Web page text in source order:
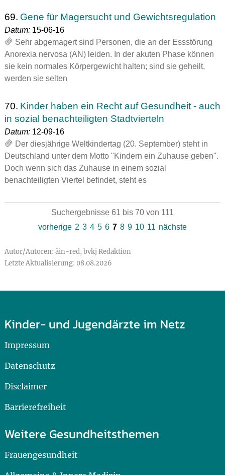
69. Gene für Magersucht und Gewichtsregulation
Datum:15-06-16
Sehr abgemagert sind Personen, die an der Essstörung
Anorexia nervosa (AN) leiden. In der akuten Phase können
sie kein normales Körpergewicht halten; sind sie geheilt,
werden sie selten
70. Kinder haben ein Recht auf Gesundheit - auch
in sozial benachteiligten Stadtvierteln
Datum:12-09-16
Der diesjährige Weltkindertag (20. September) steht in
Deutschland unter dem Motto "Kindern ein Zuhause geben".
Doch wenn sich das Zuhause in einem sozial
benachteiligten Viertel befindet, steht es
Suchergebnisse 61 bis 70 von 111
vorherige 2 3 4 5 6 7 8 9 10 11 nächste
Autor/Autoren: äin-red, bvkj Redaktion
Letzte Aktualisierung: 08.08.2026
Kinder- und Jugendärzte im Netz
Impressum
Datenschutz
Disclaimer
Barrierefreiheit
Weitere Gesundheitsthemen
Frauengesundheit